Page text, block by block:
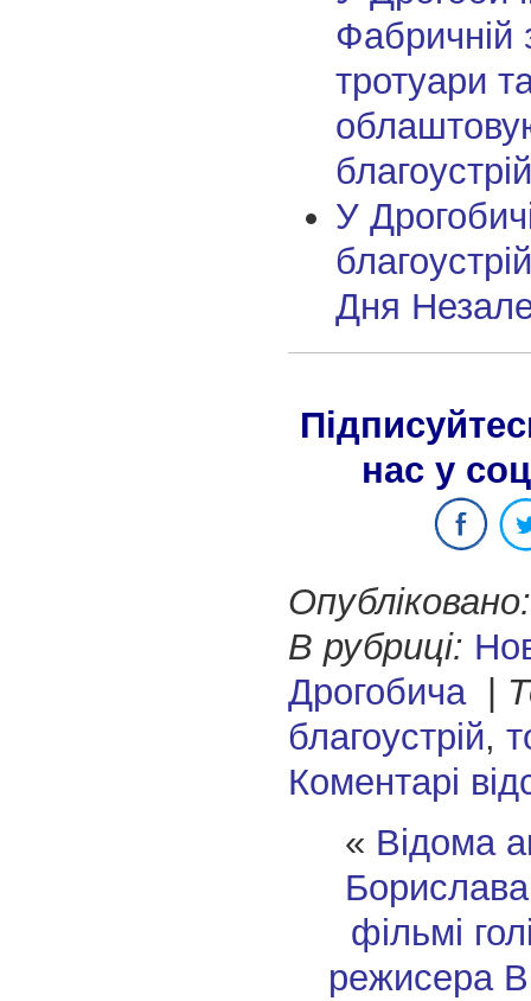
Фабричній
тротуари
благоустрій
У
Дня
нас у
Опубліковано:
В рубриці:
Дрогобича|
благоустрій,
Коментарі
« Відома
фільмі
режисера